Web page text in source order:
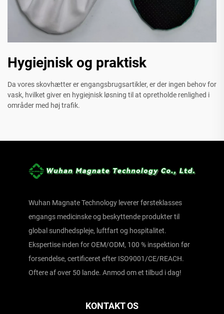
Hygiejnisk og praktisk
Da vores skovhætter er engangsbrugsartikler, er der ingen behov for
vask, hvilket giver en hygiejnisk løsning til at opretholde renlighed i
områder med høj trafik.
Wuhan Magnate Technology leverer førsteklasses
engangs medicinske og beskyttende produkter til
global sundhedspleje, luftfart og hospitalitet.
Ekspertise inden for OEM/ODM, 100 % inspektion før
forsendelse, certificeret efter ISO9001/CE/REACH.
Oftere af over 50 lande. Anmod om et tilbud i dag!
KONTAKT OS